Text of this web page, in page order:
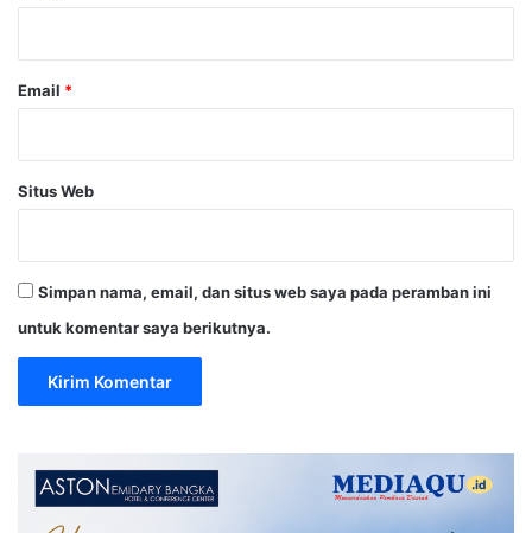
Email *
Situs Web
Simpan nama, email, dan situs web saya pada peramban ini
untuk komentar saya berikutnya.